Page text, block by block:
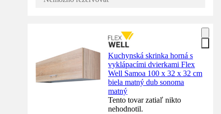
Kuchynská skrinka horná s
vyklápacími dvierkami Flex
Well Samoa 100 x 32 x 32 cm
biela matný dub sonoma
matný
Tento tovar zatiaľ nikto
nehodnotil.